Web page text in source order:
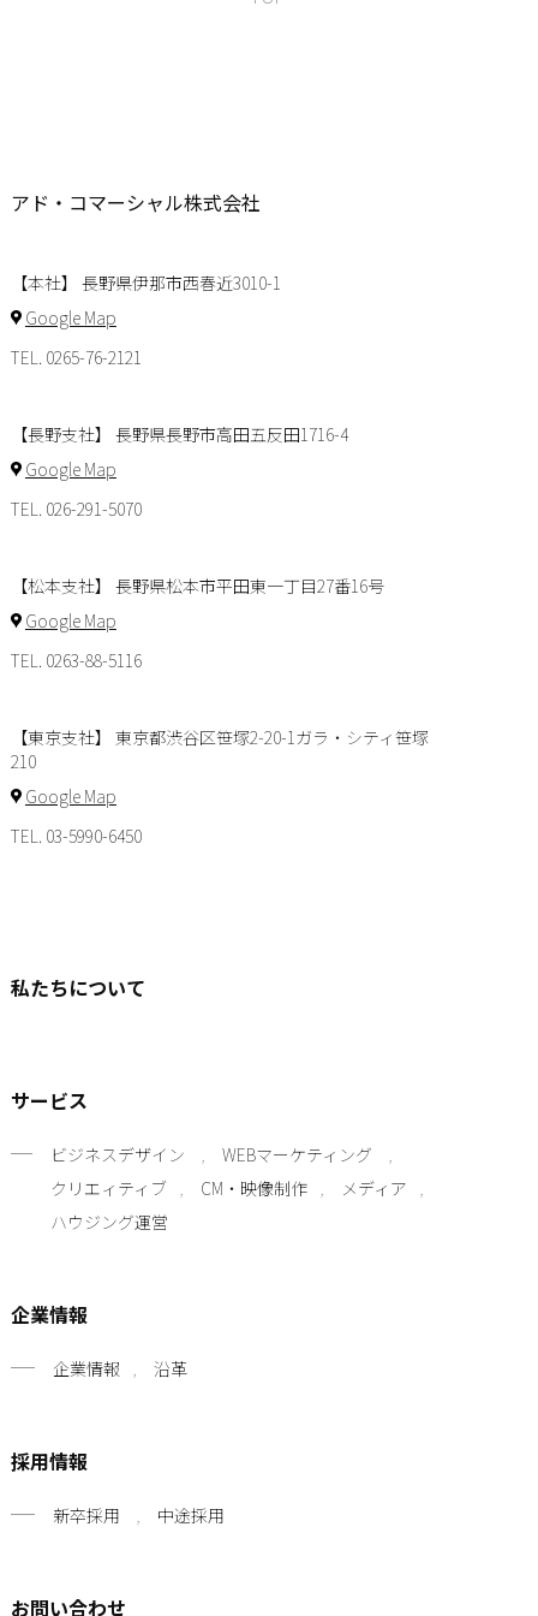
アド・コマーシャル株式会社
【本社】 長野県伊那市西春近3010-1
Google Map
TEL. 0265-76-2121
【長野支社】 長野県長野市高田五反田1716-4
Google Map
TEL. 026-291-5070
【松本支社】 長野県松本市平田東一丁目27番16号
Google Map
TEL. 0263-88-5116
【東京支社】 東京都渋谷区笹塚2-20-1ガラ・シティ笹塚
210
Google Map
TEL. 03-5990-6450
私たちについて
サービス
ビジネスデザイン
WEBマーケティング
クリエィティブ
CM・映像制作
メディア
ハウジング運営
企業情報
企業情報 沿革
採用情報
新卒採用 中途採用
お問い合わせ